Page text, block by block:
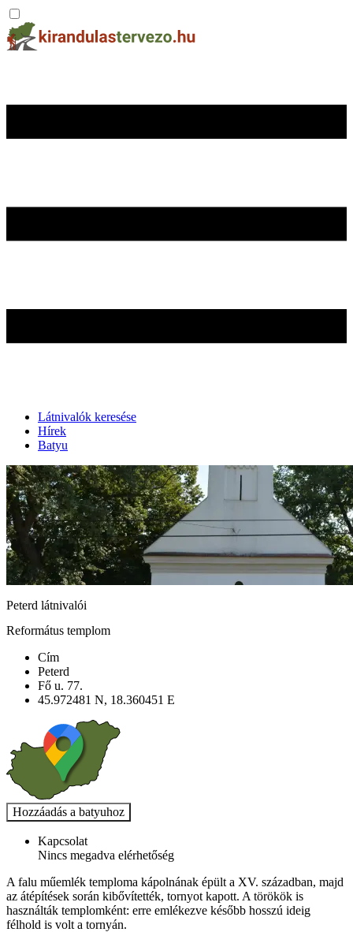
Látnivalók keresése
Hírek
Batyu
Peterd látnivalói
Református templom
Cím
Peterd
Fő u. 77.
45.972481 N, 18.360451 E
Kapcsolat
Nincs megadva elérhetőség
A falu műemlék temploma kápolnának épült a XV. században, majd
az átépítések során kibővítették, tornyot kapott. A törökök is
használták templomként: erre emlékezve később hosszú ideig
félhold is volt a tornyán.